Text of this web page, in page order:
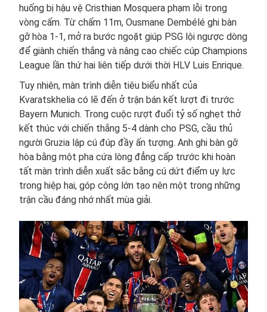
huống bị hậu vệ Cristhian Mosquera phạm lỗi trong
vòng cấm. Từ chấm 11m, Ousmane Dembélé ghi bàn
gỡ hòa 1-1, mở ra bước ngoặt giúp PSG lội ngược dòng
để giành chiến thắng và nâng cao chiếc cúp Champions
League lần thứ hai liên tiếp dưới thời HLV Luis Enrique.
Tuy nhiên, màn trình diễn tiêu biểu nhất của
Kvaratskhelia có lẽ đến ở trận bán kết lượt đi trước
Bayern Munich. Trong cuộc rượt đuổi tỷ số nghẹt thở
kết thúc với chiến thắng 5-4 dành cho PSG, cầu thủ
người Gruzia lập cú đúp đầy ấn tượng. Anh ghi bàn gỡ
hòa bằng một pha cứa lòng đẳng cấp trước khi hoàn
tất màn trình diễn xuất sắc bằng cú dứt điểm uy lực
trong hiệp hai, góp công lớn tạo nên một trong những
trận cầu đáng nhớ nhất mùa giải.